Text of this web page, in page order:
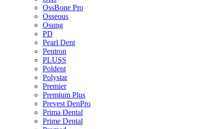
OssBone Pro
Osseous
Osung
PD
Pearl Dent
Pentron
PLUSS
Poldent
Polystar
Premier
Premium Plus
Prevest DenPro
Prima Dental
Prime Dental